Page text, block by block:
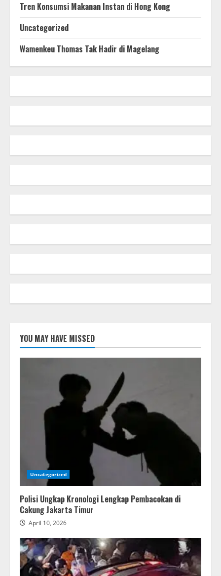
Tren Konsumsi Makanan Instan di Hong Kong
Uncategorized
Wamenkeu Thomas Tak Hadir di Magelang
YOU MAY HAVE MISSED
Uncategorized
Polisi Ungkap Kronologi Lengkap Pembacokan di
Cakung Jakarta Timur
April 10, 2026